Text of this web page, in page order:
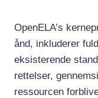
OpenELA’s
ånd, inkluderer
eksisterende
rettelser,
ressourcen